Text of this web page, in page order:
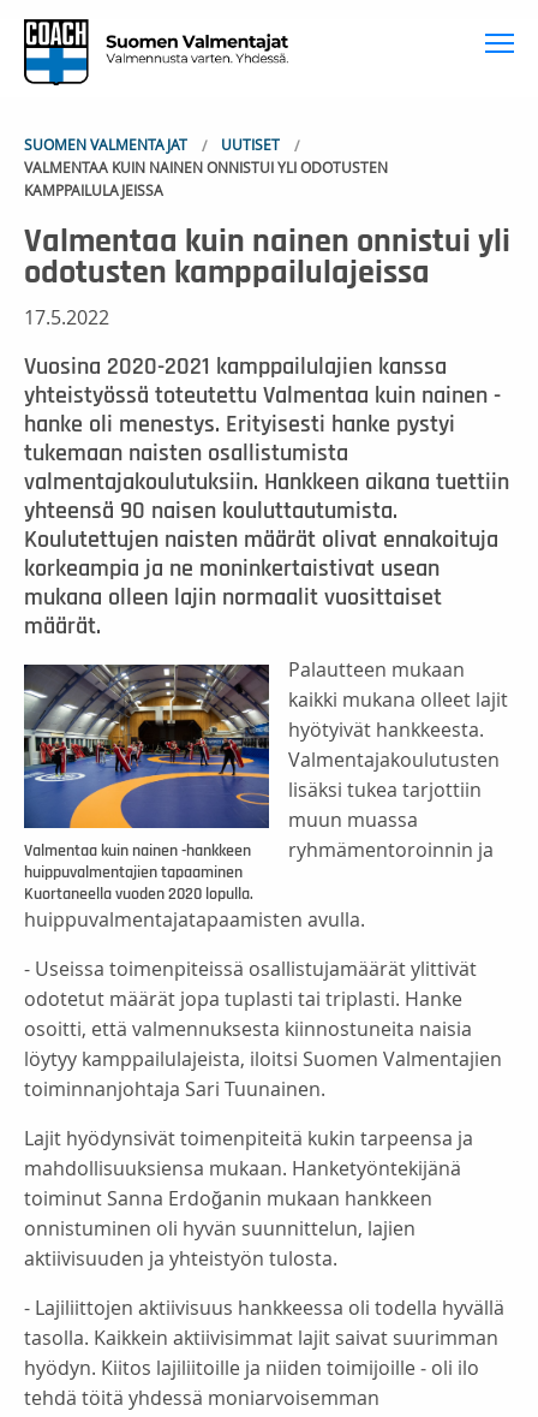
SUOMEN VALMENTAJAT
UUTISET
VALMENTAA KUIN NAINEN ONNISTUI YLI ODOTUSTEN
KAMPPAILULAJEISSA
Valmentaa kuin nainen onnistui yli
odotusten kamppailulajeissa
17.5.2022
Vuosina 2020-2021 kamppailulajien kanssa
yhteistyössä toteutettu Valmentaa kuin nainen -
hanke oli menestys. Erityisesti hanke pystyi
tukemaan naisten osallistumista
valmentajakoulutuksiin. Hankkeen aikana tuettiin
yhteensä 90 naisen kouluttautumista.
Koulutettujen naisten määrät olivat ennakoituja
korkeampia ja ne moninkertaistivat usean
mukana olleen lajin normaalit vuosittaiset
määrät.
Valmentaa kuin nainen -hankkeen
huippuvalmentajien tapaaminen
Kuortaneella vuoden 2020 lopulla.
Palautteen mukaan
kaikki mukana olleet lajit
hyötyivät hankkeesta.
Valmentajakoulutusten
lisäksi tukea tarjottiin
muun muassa
ryhmämentoroinnin ja
huippuvalmentajatapaamisten avulla.
- Useissa toimenpiteissä osallistujamäärät ylittivät
odotetut määrät jopa tuplasti tai triplasti. Hanke
osoitti, että valmennuksesta kiinnostuneita naisia
löytyy kamppailulajeista, iloitsi Suomen Valmentajien
toiminnanjohtaja Sari Tuunainen.
Lajit hyödynsivät toimenpiteitä kukin tarpeensa ja
mahdollisuuksiensa mukaan. Hanketyöntekijänä
toiminut Sanna Erdoğanin mukaan hankkeen
onnistuminen oli hyvän suunnittelun, lajien
aktiivisuuden ja yhteistyön tulosta.
- Lajiliittojen aktiivisuus hankkeessa oli todella hyvällä
tasolla. Kaikkein aktiivisimmat lajit saivat suurimman
hyödyn. Kiitos lajiliitoille ja niiden toimijoille ‒ oli ilo
tehdä töitä yhdessä moniarvoisemman